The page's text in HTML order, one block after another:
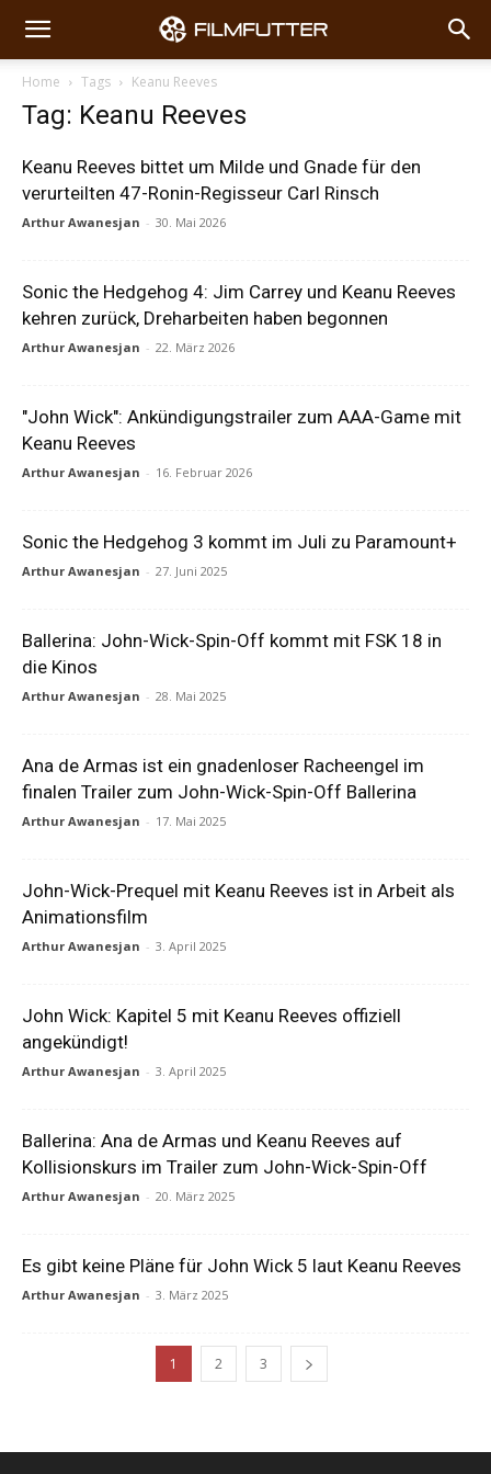
Home Tags Keanu Reeves
Tag: Keanu Reeves
Keanu Reeves bittet um Milde und Gnade für den
verurteilten 47-Ronin-Regisseur Carl Rinsch
Arthur Awanesjan - 30. Mai 2026
Sonic the Hedgehog 4: Jim Carrey und Keanu Reeves
kehren zurück, Dreharbeiten haben begonnen
Arthur Awanesjan - 22. März 2026
"John Wick": Ankündigungstrailer zum AAA-Game mit
Keanu Reeves
Arthur Awanesjan - 16. Februar 2026
Sonic the Hedgehog 3 kommt im Juli zu Paramount+
Arthur Awanesjan - 27. Juni 2025
Ballerina: John-Wick-Spin-Off kommt mit FSK 18 in
die Kinos
Arthur Awanesjan - 28. Mai 2025
Ana de Armas ist ein gnadenloser Racheengel im
finalen Trailer zum John-Wick-Spin-Off Ballerina
Arthur Awanesjan - 17. Mai 2025
John-Wick-Prequel mit Keanu Reeves ist in Arbeit als
Animationsfilm
Arthur Awanesjan - 3. April 2025
John Wick: Kapitel 5 mit Keanu Reeves offiziell
angekündigt!
Arthur Awanesjan - 3. April 2025
Ballerina: Ana de Armas und Keanu Reeves auf
Kollisionskurs im Trailer zum John-Wick-Spin-Off
Arthur Awanesjan - 20. März 2025
Es gibt keine Pläne für John Wick 5 laut Keanu Reeves
Arthur Awanesjan - 3. März 2025
1 2 3